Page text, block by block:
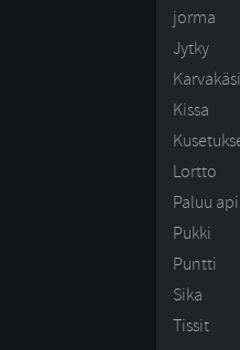
jorma
Jytky
Kissa
Lortto
Paluu
Pukki
Puntti
Sika
Tissit